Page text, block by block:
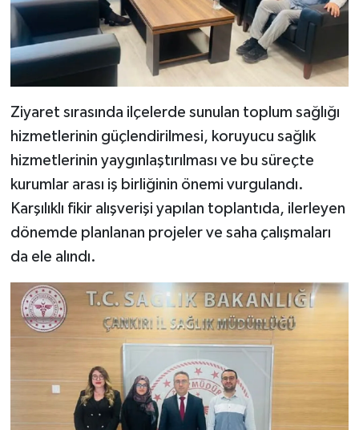
Ziyaret sırasında ilçelerde sunulan toplum sağlığı
hizmetlerinin güçlendirilmesi, koruyucu sağlık
hizmetlerinin yaygınlaştırılması ve bu süreçte
kurumlar arası iş birliğinin önemi vurgulandı.
Karşılıklı fikir alışverişi yapılan toplantıda, ilerleyen
dönemde planlanan projeler ve saha çalışmaları
da ele alındı.